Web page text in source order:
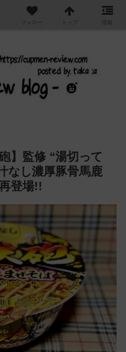
/ アレンジするブログ
】監修 “湯切って
なし濃厚豚骨馬鹿
登場!!
フォロー トップ 情報